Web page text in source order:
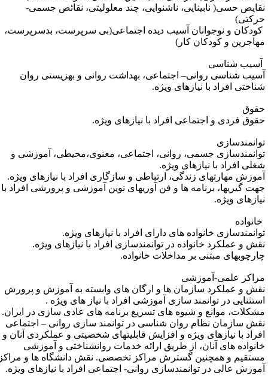
حسی( نابینایی، ناشنوایی، چند معلولیتی، نقائص جسمی-
و نوجوانان آسیب دیده اجتماعی(بی سرپرست، بدسرپرست،
و کودکان کار)
شناسی
شناسی روانی– اجتماعی، بهداشت روانی و بهزیستی روان
افراد با نیازهای ویژه.
فردی و اجتماعی افراد با نیازهای ویژه.
جسمی، روانی، اجتماعی، معنوی،محیطی، آموزشی و
افراد با نیازهای ویژه.
مهارت­های زندگی، ارتباطی و سازگاری افراد با نیازهای ویژه.
گیری­ها، برنامه­ ها و فن آوری­های نوین آموزشی و پرورشی افراد با
ویژه.
خانواده های دارای افراد با نیازهای ویژه.
و عملکرد خانواده در توانمندسازی افراد با نیازهای ویژه.
مبتنی بر مداخلات خانواده.
علمی-آموزشی
و عملکرد سازمان ها و ارگان های وابسته به آموزش و پرورش
در توانمند سازی آموزشی افراد با نیاز های ویژه .
موانع و شیوه های تسریع برنامه های عادی سازی در ایران.
سازمان نظام روان شناسی در توانمند سازی روانی – اجتماعی
با نیازهای ویژه و افزایش قابلیت­های شخصیتی و عملکردی آنان و
های آنان، از طریق ارائه خدمات روان­شناختی و آموزشی
و هم­چنین گسترش مراکز تخصصی. نقش دانشگاه ها و مراکز
عالی در توانمندسازی روانی- اجتماعی افراد با نیازهای ویژه.